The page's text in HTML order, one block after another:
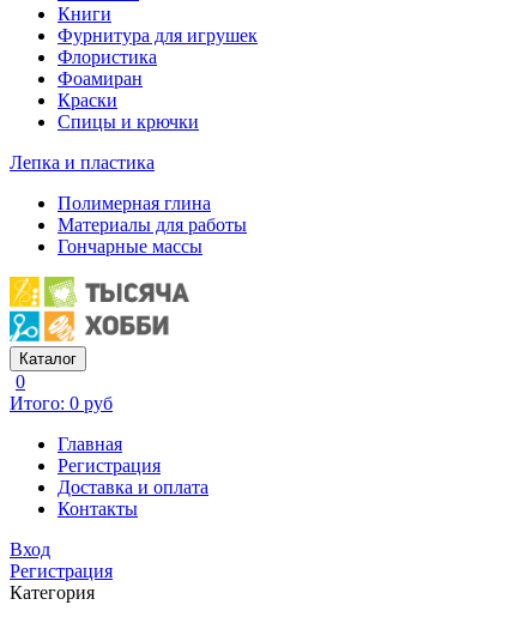
Книги
Фурнитура для игрушек
Флористика
Фоамиран
Краски
Спицы и крючки
Лепка и пластика
Полимерная глина
Материалы для работы
Гончарные массы
Каталог
0
Итого: 0 руб
Главная
Регистрация
Доставка и оплата
Контакты
Вход
Регистрация
Категория